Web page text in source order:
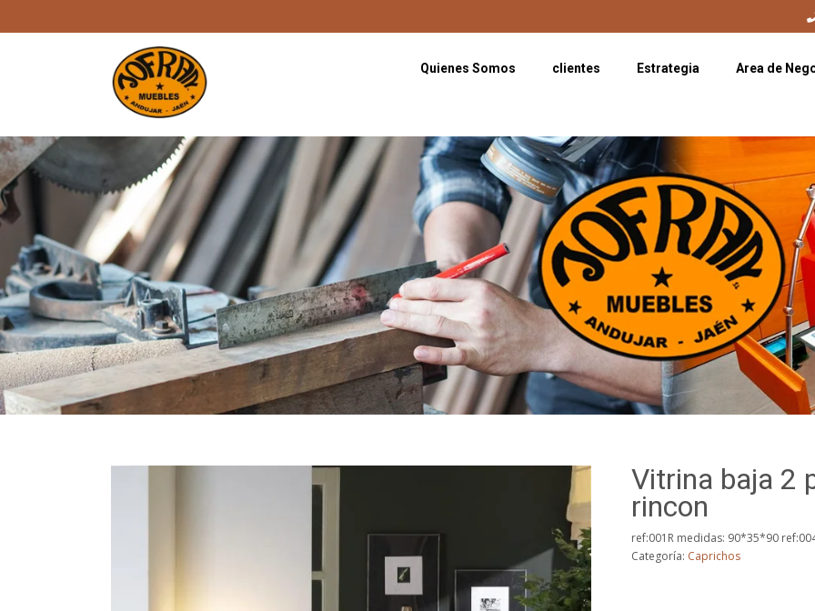
Quienes Somos clientes Estrategia Area de
Vitrina baja 2
rincon
ref:001R medidas: 90*35*90
Categoría: Caprichos